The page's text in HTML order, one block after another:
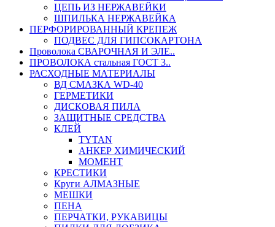
ЦЕПЬ ИЗ НЕРЖАВЕЙКИ
ШПИЛЬКА НЕРЖАВЕЙКА
ПЕРФОРИРОВАННЫЙ КРЕПЕЖ
ПОДВЕС ДЛЯ ГИПСОКАРТОНА
Проволока СВАРОЧНАЯ И ЭЛЕ..
ПРОВОЛОКА стальная ГОСТ 3..
РАСХОДНЫЕ МАТЕРИАЛЫ
ВД СМАЗКА WD-40
ГЕРМЕТИКИ
ДИСКОВАЯ ПИЛА
ЗАЩИТНЫЕ СРЕДСТВА
КЛЕЙ
TYTAN
АНКЕР ХИМИЧЕСКИЙ
МОМЕНТ
КРЕСТИКИ
Круги АЛМАЗНЫЕ
МЕШКИ
ПЕНА
ПЕРЧАТКИ, РУКАВИЦЫ